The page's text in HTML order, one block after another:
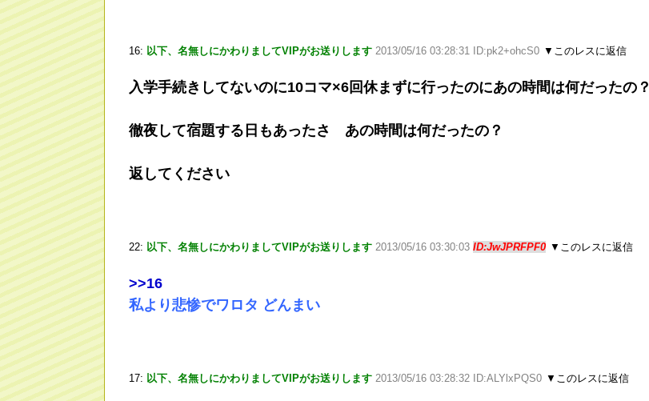
16: 以下、名無しにかわりましてVIPがお送りします 2013/05/16 03:28:31 ID:pk2+ohcS0 ▼このレスに返信
入学手続きしてないのに10コマ×6回休まずに行ったのにあの時間は何だったの？
徹夜して宿題する日もあったさ あの時間は何だったの？
返してください
22: 以下、名無しにかわりましてVIPがお送りします 2013/05/16 03:30:03 ID:JwJPRFPF0 ▼このレスに返信
>>16
私より悲惨でワロタ どんまい
17: 以下、名無しにかわりましてVIPがお送りします 2013/05/16 03:28:32 ID:ALYlxPQS0 ▼このレスに返信